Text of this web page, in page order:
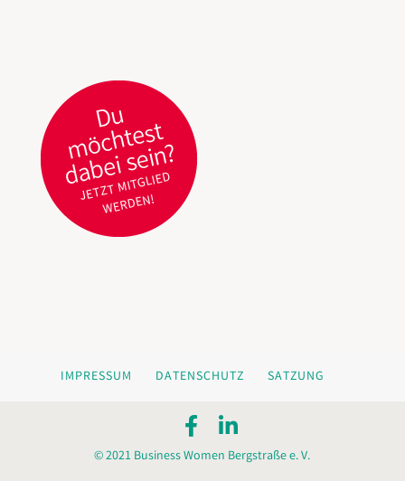
IMPRESSUM DATENSCHUTZ SATZUNG
© 2021 Business Women Bergstraße e. V.